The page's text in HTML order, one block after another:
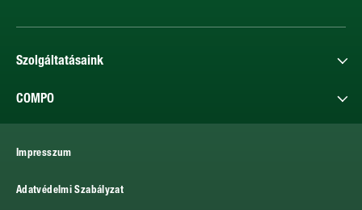
Szolgáltatásaink
COMPO
Impresszum
Adatvédelmi Szabályzat